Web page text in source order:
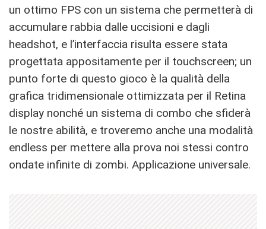
un ottimo FPS con un sistema che permetterà di
accumulare rabbia dalle uccisioni e dagli
headshot, e l’interfaccia risulta essere stata
progettata appositamente per il touchscreen; un
punto forte di questo gioco è la qualità della
grafica tridimensionale ottimizzata per il Retina
display nonché un sistema di combo che sfiderà
le nostre abilità, e troveremo anche una modalità
endless per mettere alla prova noi stessi contro
ondate infinite di zombi. Applicazione universale.